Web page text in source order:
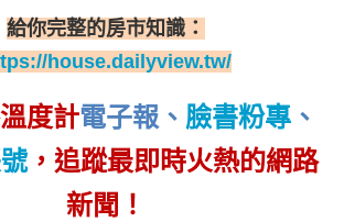
給你完整的房市知識：
house.dailyview.tw/
度計電子報 、 臉書粉專 、
，追蹤最即時火熱的網路
新聞！